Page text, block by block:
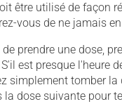
être utilisé de façon
vous de ne jamais
prendre une dose,
est presque l'heure
simplement tomber la
la dose suivante pour